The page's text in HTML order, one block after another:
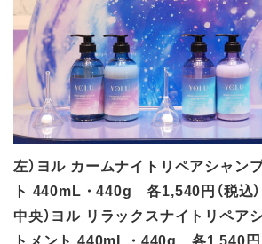
左）ヨル カームナイトリペアシャン
ト 440mL・440g 各1,540円（税込）
中央）ヨル リラックスナイトリペア
トメント 440mL・440g 各1,540円